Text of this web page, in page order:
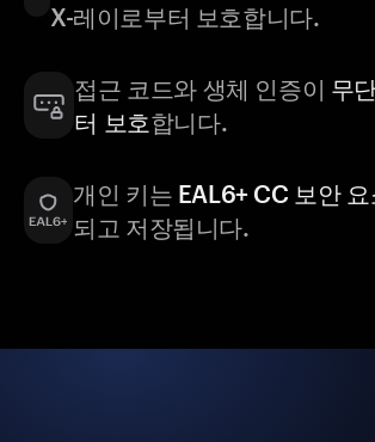
X-레이로부터 보호합니다.
접근 코드와 생체 인증이 무
터 보호합니다.
개인 키는 EAL6+ CC 보안
되고 저장됩니다.